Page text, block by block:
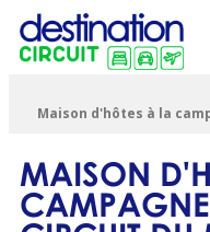
Maison d'hôtes à la
MAISON